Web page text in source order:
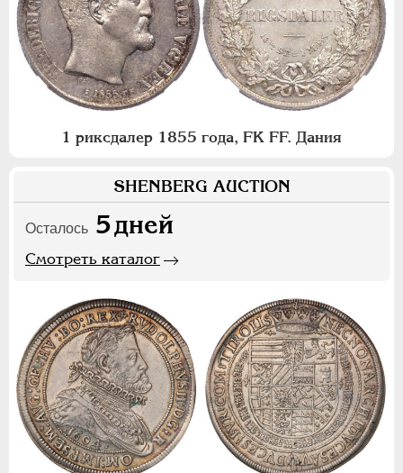
1 риксдалер 1855 года, FK FF. Дания
SHENBERG AUCTION
Осталось 5дней
Смотреть каталог